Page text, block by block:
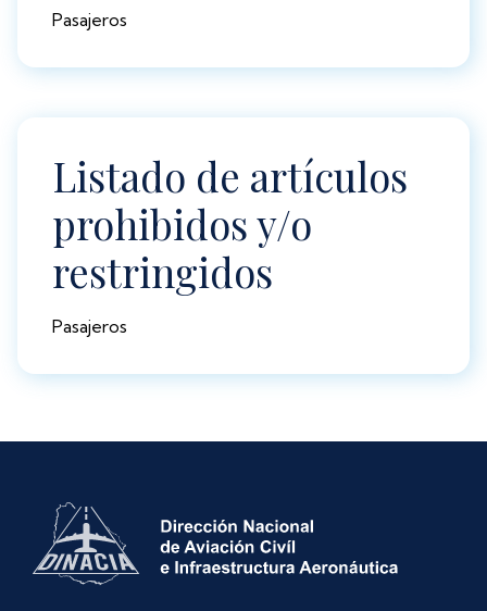
Pasajeros
Listado de artículos
prohibidos y/o
restringidos
Pasajeros